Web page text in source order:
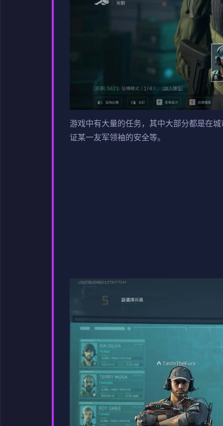
游戏中有大量的任务，其中大部分都是在
证某一友军领袖的安全等。